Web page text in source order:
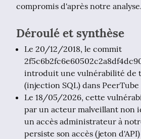
compromis d'après notre analyse.
Déroulé et synthèse
Le 20/12/2018, le commit
introduit une vulnérabilité de
(injection SQL) dans PeerTube
Le 18/05/2026, cette
par un acteur malveillant non
un accès administrateur à
persiste son accès (jeton d'API)